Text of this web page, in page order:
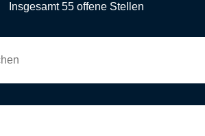
Insgesamt 55 offene Stellen